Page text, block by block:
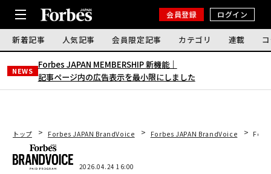
会員登録 ログイン
新着記事 人気記事 会員限定記事 カテゴリ 連載
NEWS
Forbes JAPAN MEMBERSHIP 新機能｜
記事ページ内の広告表示を最小限にしました
トップ Forbes JAPAN BrandVoice Forbes JAPAN BrandVoice
2026.04.24 16:00